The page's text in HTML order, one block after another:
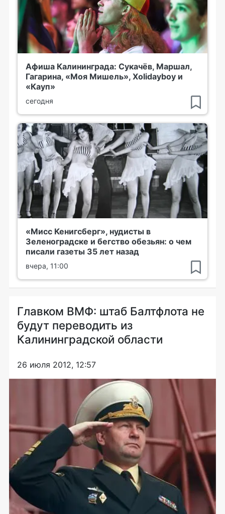
Афиша Калининграда: Сукачёв, Маршал,
Гагарина, «Моя Мишель», Xolidayboy и
«Кауп»
сегодня
«Мисс Кенигсберг», нудисты в
Зеленоградске и бегство обезьян: о чем
писали газеты 35 лет назад
вчера, 11:00
Главком ВМФ: штаб Балтфлота не
будут переводить из
Калининградской области
26 июля 2012, 12:57